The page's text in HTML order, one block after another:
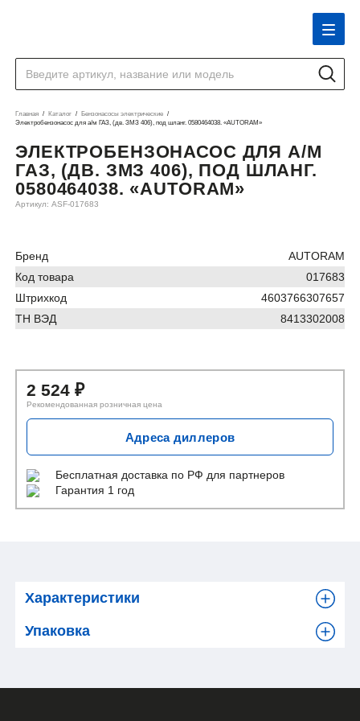
Главная Каталог
Бензонасосы электрические
Электробензонасос для а/м ГАЗ, (дв. ЗМЗ 406), под шланг. 0580464038. «AUTORAM»
ЭЛЕКТРОБЕНЗОНАСОС ДЛЯ А/М
ГАЗ, (ДВ. ЗМЗ 406), ПОД ШЛАНГ.
0580464038. «AUTORAM»
Артикул: ASF-017683
Бренд
AUTORAM
Код товара
017683
Штрихкод
4603766307657
ТН ВЭД
8413302008
2 524₽
Рекомендованная розничная цена
Адреса диллеров
Бесплатная доставка по РФ для партнеров
Гарантия 1 год
Характеристики
Упаковка